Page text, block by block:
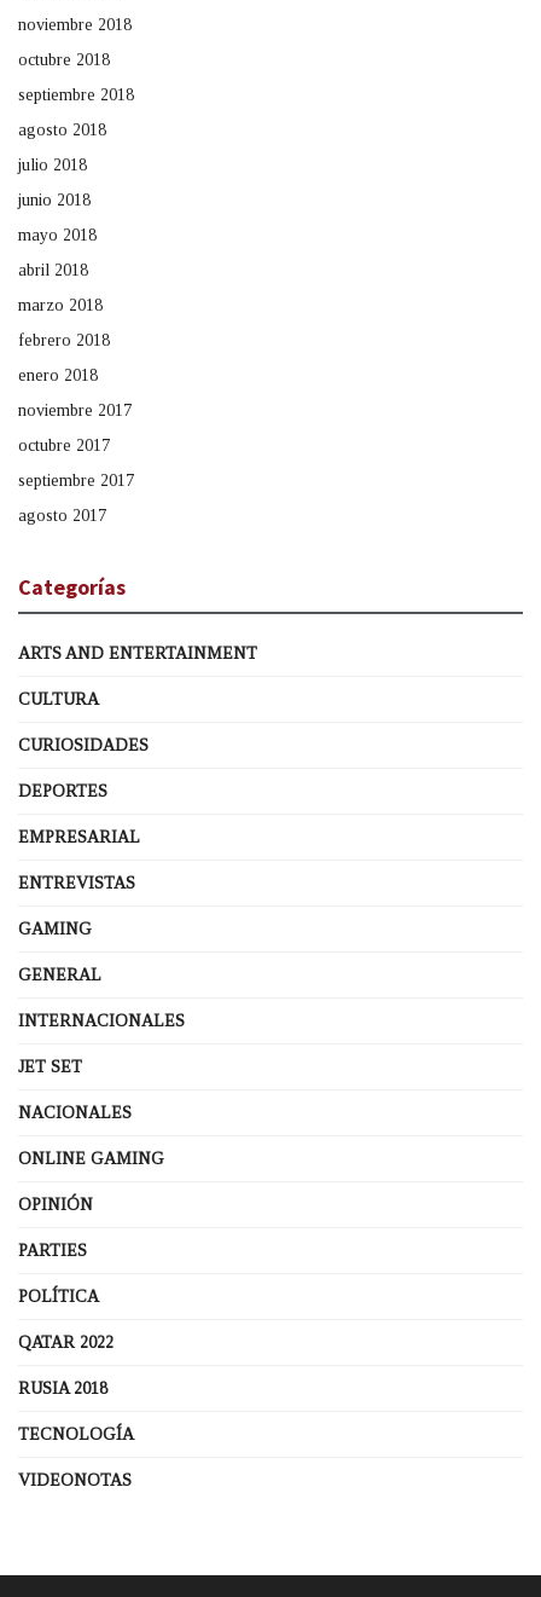
noviembre 2018
octubre 2018
septiembre 2018
agosto 2018
julio 2018
junio 2018
mayo 2018
abril 2018
marzo 2018
febrero 2018
enero 2018
noviembre 2017
octubre 2017
septiembre 2017
agosto 2017
Categorías
ARTS AND ENTERTAINMENT
CULTURA
CURIOSIDADES
DEPORTES
EMPRESARIAL
ENTREVISTAS
GAMING
GENERAL
INTERNACIONALES
JET SET
NACIONALES
ONLINE GAMING
OPINIÓN
PARTIES
POLÍTICA
QATAR 2022
RUSIA 2018
TECNOLOGÍA
VIDEONOTAS